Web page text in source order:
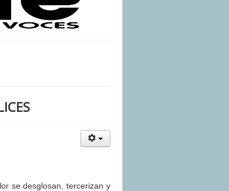
se desglosan, tercerizan y